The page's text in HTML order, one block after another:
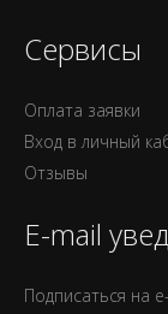
Сервисы
Оплата заявки
Вход в личный
Отзывы
E-mail
Подписаться на